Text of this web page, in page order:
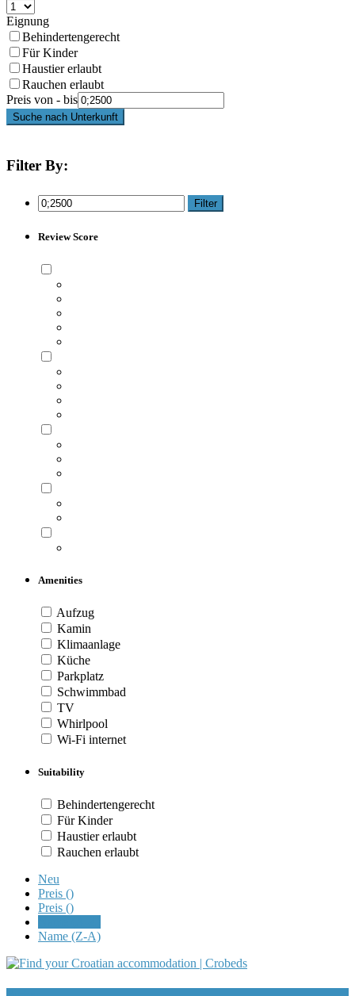
Eignung
Behindertengerecht
Für Kinder
Haustier erlaubt
Rauchen erlaubt
Preis von - bis
Suche nach Unterkunft
Filter By:
Filter
Review Score
Amenities
Aufzug
Kamin
Klimaanlage
Küche
Parkplatz
Schwimmbad
TV
Whirlpool
Wi-Fi internet
Suitability
Behindertengerecht
Für Kinder
Haustier erlaubt
Rauchen erlaubt
Neu
Preis ()
Preis ()
Name (Z-A)